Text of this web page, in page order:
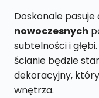
Doskonale
nowoczesnych
subtelności i
ścianie będzie
dekoracyjny,
wnętrza.